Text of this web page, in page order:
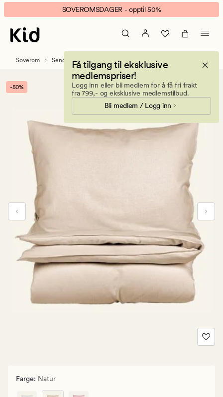
Enzo
Lin
bomull
natur
banner.
Klikk
ESCAPE
pause.
SOVEROMSDAGER - opptil 50%
Få tilgang til eksklusive
medlemspriser!
Logg inn eller bli medlem for å få fri frakt
fra 799,- og eksklusive medlemstilbud.
Bli medlem / Logg inn
Soverom Sengetøy Lin sengesett
-50%
Farge: Natur